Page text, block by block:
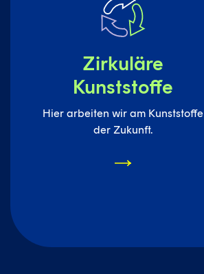
Zirkuläre
Kunststoffe
Hier arbeiten wir am Kunststoffe
der Zukunft.